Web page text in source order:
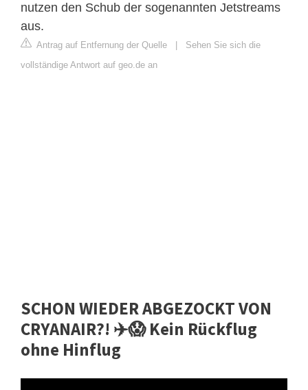
nutzen den Schub der sogenannten Jetstreams
aus.
Antrag auf Entfernung der Quelle
Sehen Sie sich die
vollständige Antwort auf geo.de an
SCHON WIEDER ABGEZOCKT VON
CRYANAIR?! ✈️😱 Kein Rückflug
ohne Hinflug